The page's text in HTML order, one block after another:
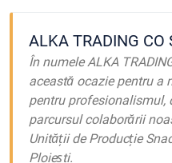
ALKA TRADING CO
În numele ALKA
această ocazie pentru a
pentru profesionalismul,
parcursul colaborării
Unității de Producție
Ploiești.